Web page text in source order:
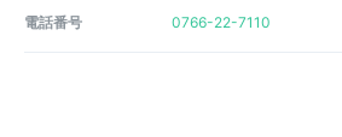
電話番号 0766-22-7110